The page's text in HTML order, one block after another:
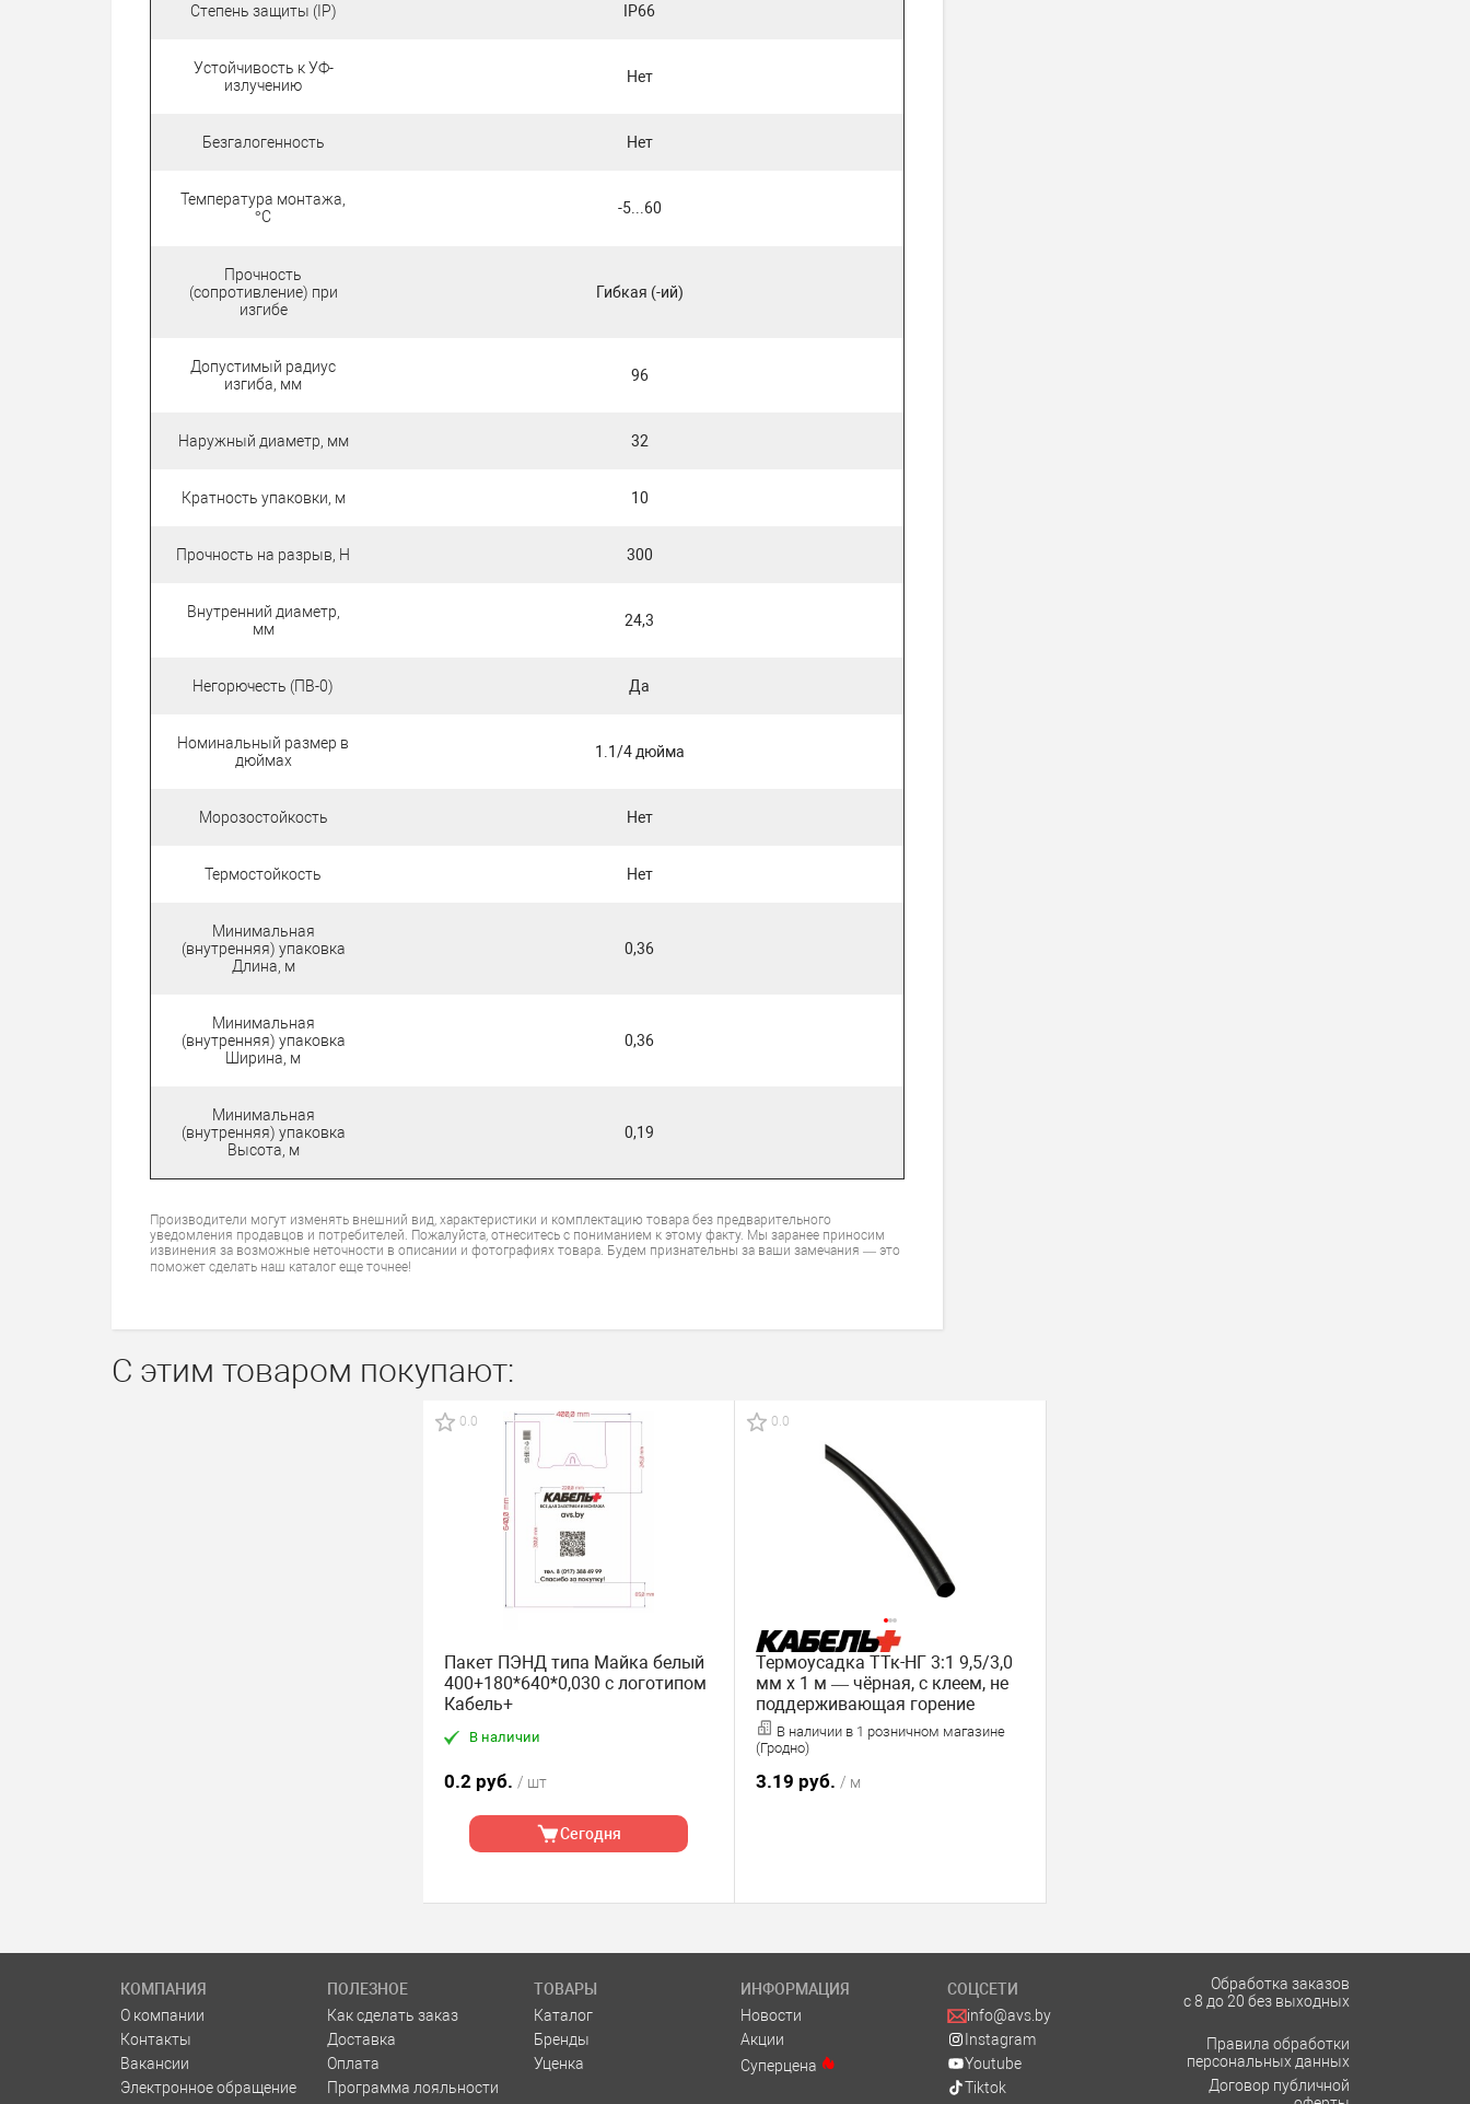
Степень защиты (IP) IP66
Устойчивость к УФ-
излучению
Нет
Безгалогенность Нет
Температура монтажа,
°C
-5...60
Прочность
(сопротивление) при
изгибе
Гибкая (-ий)
Допустимый радиус
изгиба, мм
96
Наружный диаметр, мм 32
Кратность упаковки, м 10
Прочность на разрыв, Н 300
Внутренний диаметр,
мм
24,3
Негорючесть (ПВ-0) Да
Номинальный размер в
дюймах
1.1/4 дюйма
Морозостойкость Нет
Термостойкость Нет
Минимальная
(внутренняя) упаковка
Длина, м
0,36
Минимальная
(внутренняя) упаковка
Ширина, м
0,36
Минимальная
(внутренняя) упаковка
Высота, м
0,19
Производители могут изменять внешний вид, характеристики и комплектацию товара без предварительного
уведомления продавцов и потребителей. Пожалуйста, отнеситесь с пониманием к этому факту. Мы заранее приносим
извинения за возможные неточности в описании и фотографиях товара. Будем признательны за ваши замечания — это
поможет сделать наш каталог еще точнее!
С этим товаром покупают:
0.0
Пакет ПЭНД типа Майка белый
400+180*640*0,030 с логотипом
Кабель+
В наличии
0.2 руб. / шт
Сегодня
0.0
Термоусадка ТТк-НГ 3:1 9,5/3,0
мм х 1 м — чёрная, с клеем, не
поддерживающая горение
В наличии в 1 розничном магазине
(Гродно)
3.19 руб. / м
КОМПАНИЯ
О компании
Контакты
Вакансии
Электронное обращение
ПОЛЕЗНОЕ
Как сделать заказ
Доставка
Оплата
Программа лояльности
ТОВАРЫ
Каталог
Бренды
Уценка
ИНФОРМАЦИЯ
Новости
Акции
Суперцена
СОЦСЕТИ
info@avs.by
Instagram
Youtube
Tiktok
Обработка заказов
с 8 до 20 без выходных
Правила обработки
персональных данных
Договор публичной